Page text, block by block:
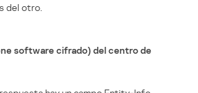
del otro.
software cifrado) del centro de